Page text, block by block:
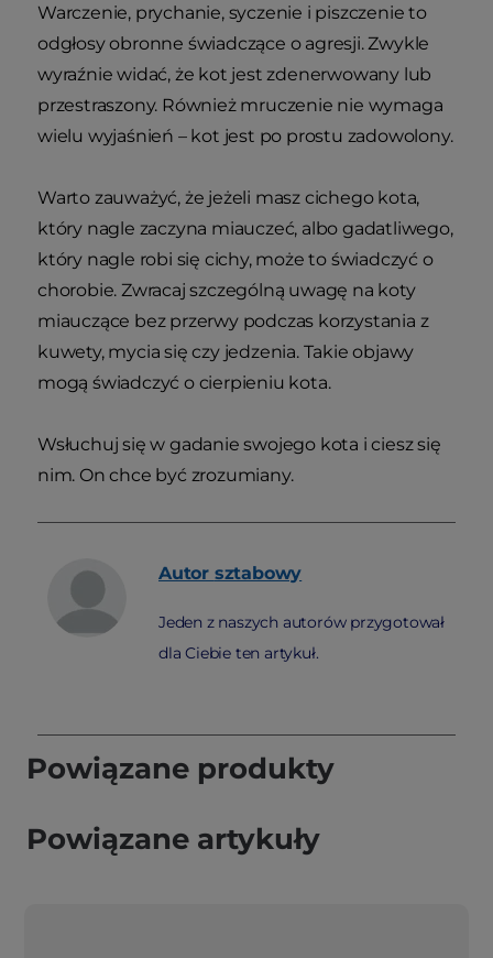
Warczenie, prychanie, syczenie i piszczenie to
odgłosy obronne świadczące o agresji. Zwykle
wyraźnie widać, że kot jest zdenerwowany lub
przestraszony. Również mruczenie nie wymaga
wielu wyjaśnień – kot jest po prostu zadowolony.
Warto zauważyć, że jeżeli masz cichego kota,
który nagle zaczyna miauczeć, albo gadatliwego,
który nagle robi się cichy, może to świadczyć o
chorobie. Zwracaj szczególną uwagę na koty
miauczące bez przerwy podczas korzystania z
kuwety, mycia się czy jedzenia. Takie objawy
mogą świadczyć o cierpieniu kota.
Wsłuchuj się w gadanie swojego kota i ciesz się
nim. On chce być zrozumiany.
Autor sztabowy
Jeden z naszych autorów przygotował
dla Ciebie ten artykuł.
Powiązane produkty
Powiązane artykuły